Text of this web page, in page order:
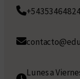
Lunes a